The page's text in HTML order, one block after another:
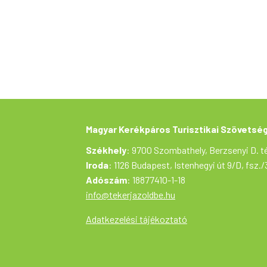
Magyar Kerékpáros Turisztikai
Székhely: 9700 Szombathely, Berzsenyi D.
Iroda: 1126 Budapest, Istenhegyi út 9/D, fsz./
Adószám: 18877410-1-18
info@tekerjazoldbe.hu
Adatkezelési tájékoztató